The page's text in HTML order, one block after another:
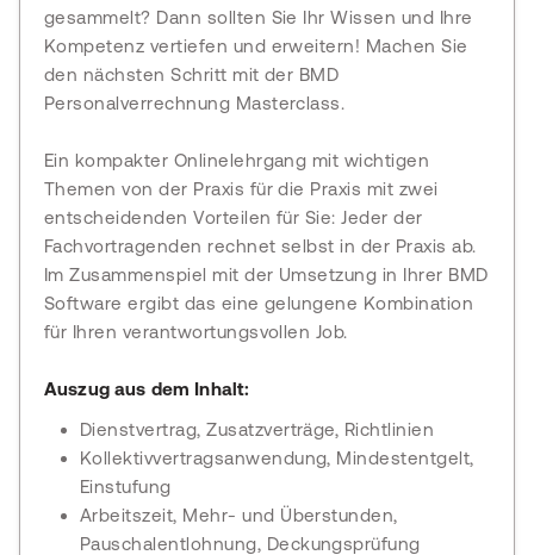
gesammelt? Dann sollten Sie Ihr Wissen und Ihre
Kompetenz vertiefen und erweitern! Machen Sie
den nächsten Schritt mit der BMD
Personalverrechnung Masterclass.
Ein kompakter Onlinelehrgang mit wichtigen
Themen von der Praxis für die Praxis mit zwei
entscheidenden Vorteilen für Sie: Jeder der
Fachvortragenden rechnet selbst in der Praxis ab.
Im Zusammenspiel mit der Umsetzung in Ihrer BMD
Software ergibt das eine gelungene Kombination
für Ihren verantwortungsvollen Job.
Auszug aus dem Inhalt:
Dienstvertrag, Zusatzverträge, Richtlinien
Kollektivvertragsanwendung, Mindestentgelt,
Einstufung
Arbeitszeit, Mehr- und Überstunden,
Pauschalentlohnung, Deckungsprüfung